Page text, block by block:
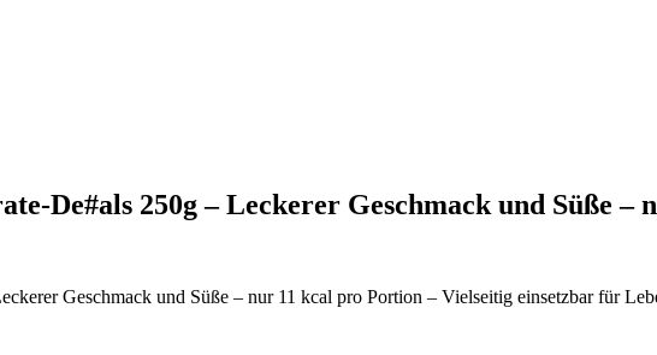
De#als 250g – Leckerer Geschmack und Süße –
Geschmack und Süße – nur 11 kcal pro Portion – Vielseitig einsetzbar für